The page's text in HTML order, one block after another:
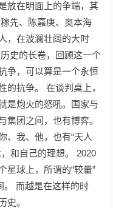
放在明面上的争端，其
先、陈嘉庚、奥本海
，在波澜壮阔的大时
史的长卷，回顾这一个
争，可以算是一个永恒
的抗争。 在谈判桌上，
是炮火的怒吼。国家与
集团之间，也有博弈。
、我、他，也有“天人
和自己的理想。 2020
星球上，所谓的“较量”
。 而越是在这样的时
史。